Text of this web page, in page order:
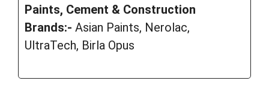
Paints, Cement & Construction
Brands:- Asian Paints, Nerolac,
UltraTech, Birla Opus